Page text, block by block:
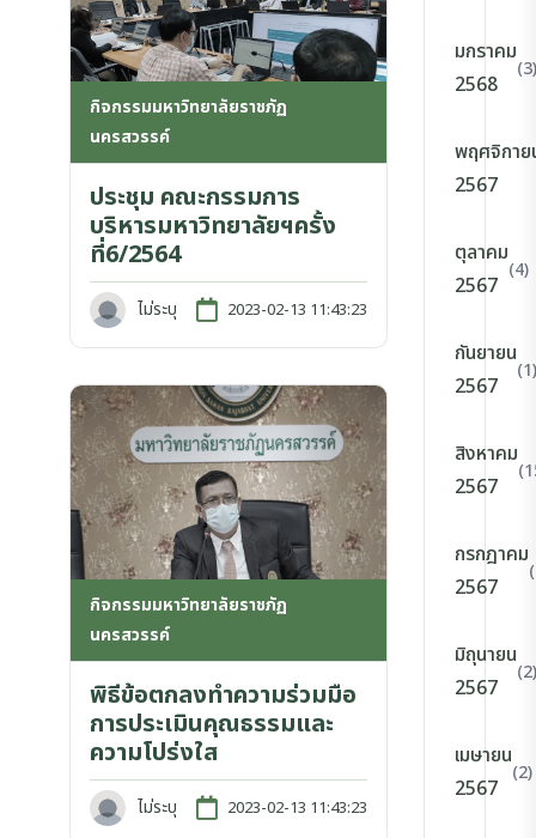
กิจกรรมมหาวิทยาลัยราชภัฏ
นครสวรรค์
ประชุม คณะกรรมการ
บริหารมหาวิทยาลัยฯครั้ง
ที่6/2564
ไม่ระบุ 2023-02-13 11:43:23
กิจกรรมมหาวิทยาลัยราชภัฏ
นครสวรรค์
พิธีข้อตกลงทำความร่วมมือ
การประเมินคุณธรรมและ
ความโปร่งใส
ไม่ระบุ 2023-02-13 11:43:23
มกราคม
2568
(3)
พฤศจิกาย
2567
ตุลาคม
2567
(4)
กันยายน
2567
(1)
สิงหาคม
2567
กรกฎาคม
2567
มิถุนายน
2567
(2)
เมษายน
2567
(2)